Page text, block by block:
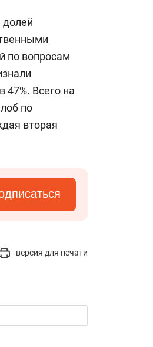
долей
по вопросам
47%. Всего на
по
вторая
версия для печати